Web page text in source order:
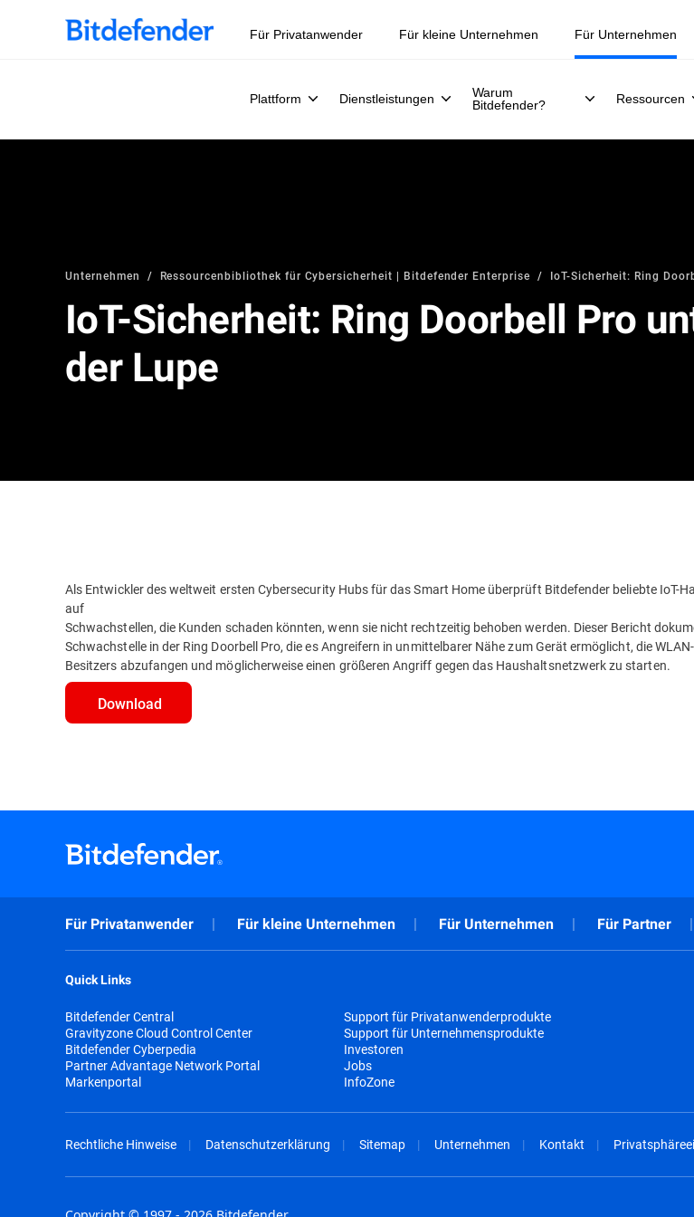
Datensouveränität in der Cybersicherheit: Live-Webinar, 30. Juli.
Für Privatanwender Für kleine Unternehmen Für Unternehmen
Plattform Dienstleistungen
Warum
Bitdefender?
Ressourcen
Unternehmen Ressourcenbibliothek für Cybersicherheit | Bitdefender Enterprise IoT-Sicherheit: Ring
IoT-Sicherheit: Ring Doorbell Pro
der Lupe
Als Entwickler des weltweit ersten Cybersecurity Hubs für das Smart Home überprüft Bitdefender beliebte IoT-
auf
Schwachstellen, die Kunden schaden könnten, wenn sie nicht rechtzeitig behoben werden. Dieser Bericht
Schwachstelle in der Ring Doorbell Pro, die es Angreifern in unmittelbarer Nähe zum Gerät ermöglicht, die
Besitzers abzufangen und möglicherweise einen größeren Angriff gegen das Haushaltsnetzwerk zu starten.
Download
Für Privatanwender Für kleine Unternehmen Für Unternehmen Für Partner
Quick Links
Bitdefender Central
Gravityzone Cloud Control Center
Bitdefender Cyberpedia
Partner Advantage Network Portal
Markenportal
Support für Privatanwenderprodukte
Support für Unternehmensprodukte
Investoren
Jobs
InfoZone
Rechtliche Hinweise Datenschutzerklärung Sitemap Unternehmen Kontakt